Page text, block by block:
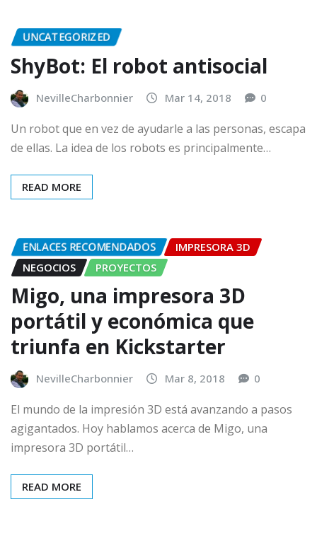
UNCATEGORIZED
ShyBot: El robot antisocial
NevilleCharbonnier Mar 14, 2018 0
Un robot que en vez de ayudarle a las personas, escapa
de ellas. La idea de los robots es principalmente…
READ MORE
ENLACES RECOMENDADOS
IMPRESORA 3D
NEGOCIOS
PROYECTOS
Migo, una impresora 3D
portátil y económica que
triunfa en Kickstarter
NevilleCharbonnier Mar 8, 2018 0
El mundo de la impresión 3D está avanzando a pasos
agigantados. Hoy hablamos acerca de Migo, una
impresora 3D portátil…
READ MORE